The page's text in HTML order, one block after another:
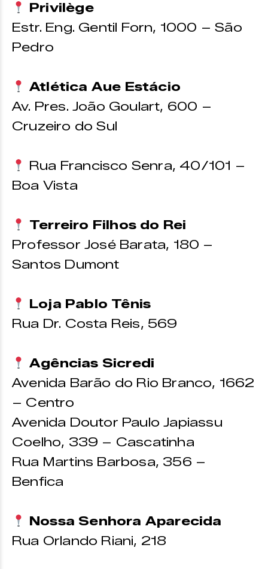
Privilège
Estr. Eng. Gentil Forn, 1000 – São
Pedro
Atlética Aue Estácio
Av. Pres. João Goulart, 600 –
Cruzeiro do Sul
Rua Francisco Senra, 40/101 –
Boa Vista
Terreiro Filhos do Rei
Professor José Barata, 180 –
Santos Dumont
Loja Pablo Tênis
Rua Dr. Costa Reis, 569
Agências Sicredi
Avenida Barão do Rio Branco, 1662
– Centro
Avenida Doutor Paulo Japiassu
Coelho, 339 – Cascatinha
Rua Martins Barbosa, 356 –
Benfica
Nossa Senhora Aparecida
Rua Orlando Riani, 218